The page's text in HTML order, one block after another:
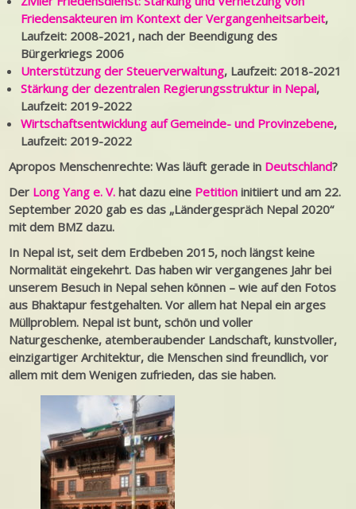
Friedensakteuren im Kontext der Vergangenheitsarbeit,
Laufzeit: 2008-2021, nach der Beendigung des
Bürgerkriegs 2006
Unterstützung der Steuerverwaltung, Laufzeit: 2018-2021
Stärkung der dezentralen Regierungsstruktur in Nepal,
Laufzeit: 2019-2022
Wirtschaftsentwicklung auf Gemeinde- und Provinzebene,
Laufzeit: 2019-2022
Apropos Menschenrechte: Was läuft gerade in Deutschland?
Der Long Yang e. V. hat dazu eine Petition initiiert und am 22.
September 2020 gab es das „Ländergespräch Nepal 2020“
mit dem BMZ dazu.
In Nepal ist, seit dem Erdbeben 2015, noch längst keine
Normalität eingekehrt. Das haben wir vergangenes Jahr bei
unserem Besuch in Nepal sehen können – wie auf den Fotos
aus Bhaktapur festgehalten. Vor allem hat Nepal ein arges
Müllproblem. Nepal ist bunt, schön und voller
Naturgeschenke, atemberaubender Landschaft, kunstvoller,
einzigartiger Architektur, die Menschen sind freundlich, vor
allem mit dem Wenigen zufrieden, das sie haben.